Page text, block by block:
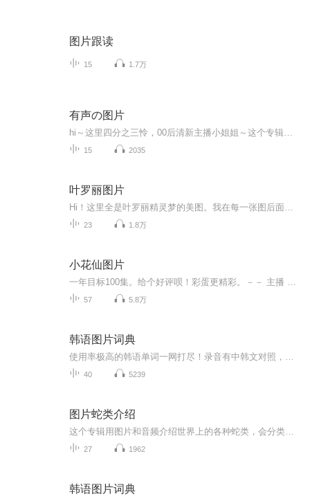
图片跟读
15 1.7万
有声の图片
15 2035
叶罗丽图片
23 1.8万
小花仙图片
57 5.8万
韩语图片词典
40 5239
图片蛇类介绍
27 1962
韩语图片词典